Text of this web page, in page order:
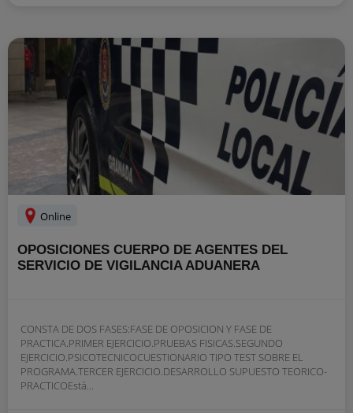
Online
OPOSICIONES CUERPO DE AGENTES DEL
SERVICIO DE VIGILANCIA ADUANERA
CONSTA DE DOS FASES:FASE DE OPOSICION Y FASE DE
PRACTICA.PRIMER EJERCICIO.PRUEBAS FISICAS.SEGUNDO
EJERCICIO.PSICOTECNICOCUESTIONARIO TIPO TEST SOBRE EL
PROGRAMA.TERCER EJERCICIO.DESARROLLO SUPUESTO TEORICO-
PRACTICOEstá...